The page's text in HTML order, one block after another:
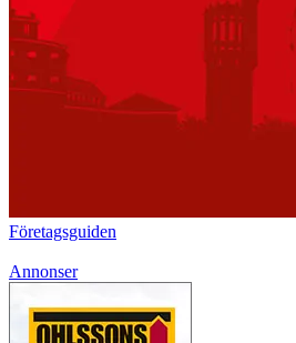
Företagsguiden
Annonser